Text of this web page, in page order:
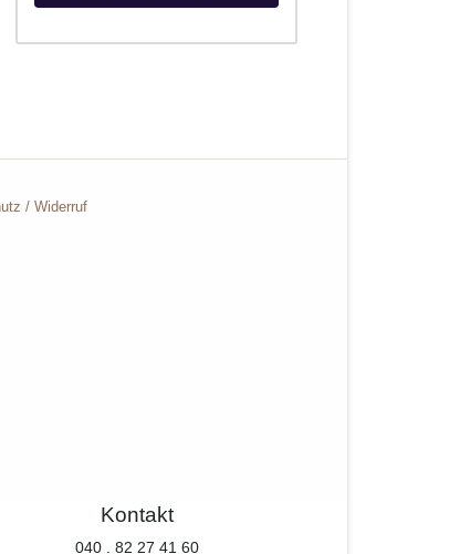
/Widerruf
Kontakt
040 . 82 27 41 60